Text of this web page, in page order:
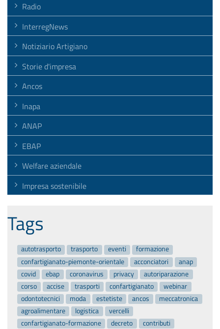
Radio
InterregNews
Notiziario Artigiano
Storie d'impresa
Ancos
Inapa
ANAP
EBAP
Welfare aziendale
Impresa sostenibile
Tags
autotrasporto trasporto eventi
formazione
confartigianato-piemonte-orientale
acconciatori
anap
covid
ebap coronavirus privacy
autoriparazione
corso
accise trasporti confartigianato
webinar
odontotecnici
moda estetiste ancos
meccatronica
agroalimentare
logistica
vercelli
confartigianato-formazione
decreto
contributi